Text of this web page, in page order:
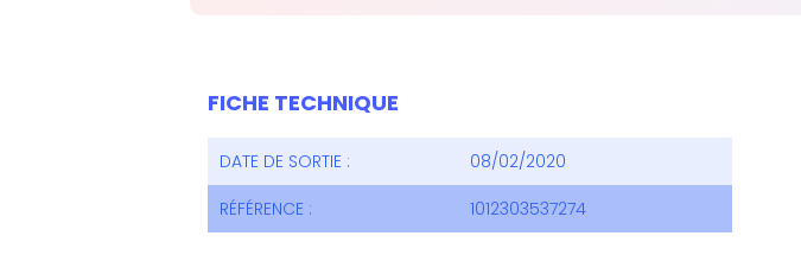
FICHE TECHNIQUE
DATE DE SORTIE :
08/02/2020
RÉFÉRENCE :
1012303537274